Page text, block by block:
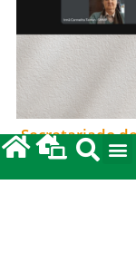
Secretariado
em clima de